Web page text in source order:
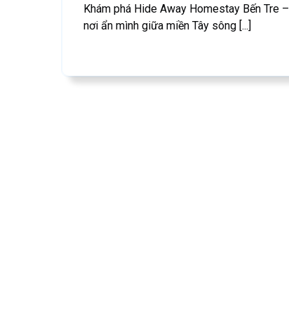
Khám phá Hide Away Homestay Bến Tre –
nơi ẩn mình giữa miền Tây sông [...]